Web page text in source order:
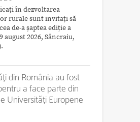
în dezvoltarea
rurale sunt invitați să
de-a șaptea ediție a
august 2026, Sâncraiu,
din România au fost
a face parte din
Universități Europene